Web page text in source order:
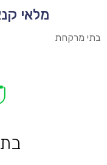
מלאי
בתי מרקחת